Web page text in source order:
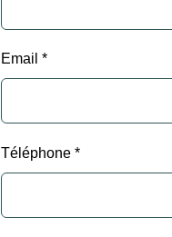
Email *
Téléphone *